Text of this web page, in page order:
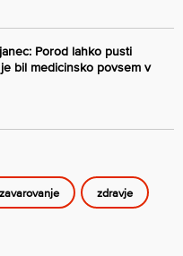
Porod lahko pusti
bil medicinsko povsem v
zavarovanje zdravje